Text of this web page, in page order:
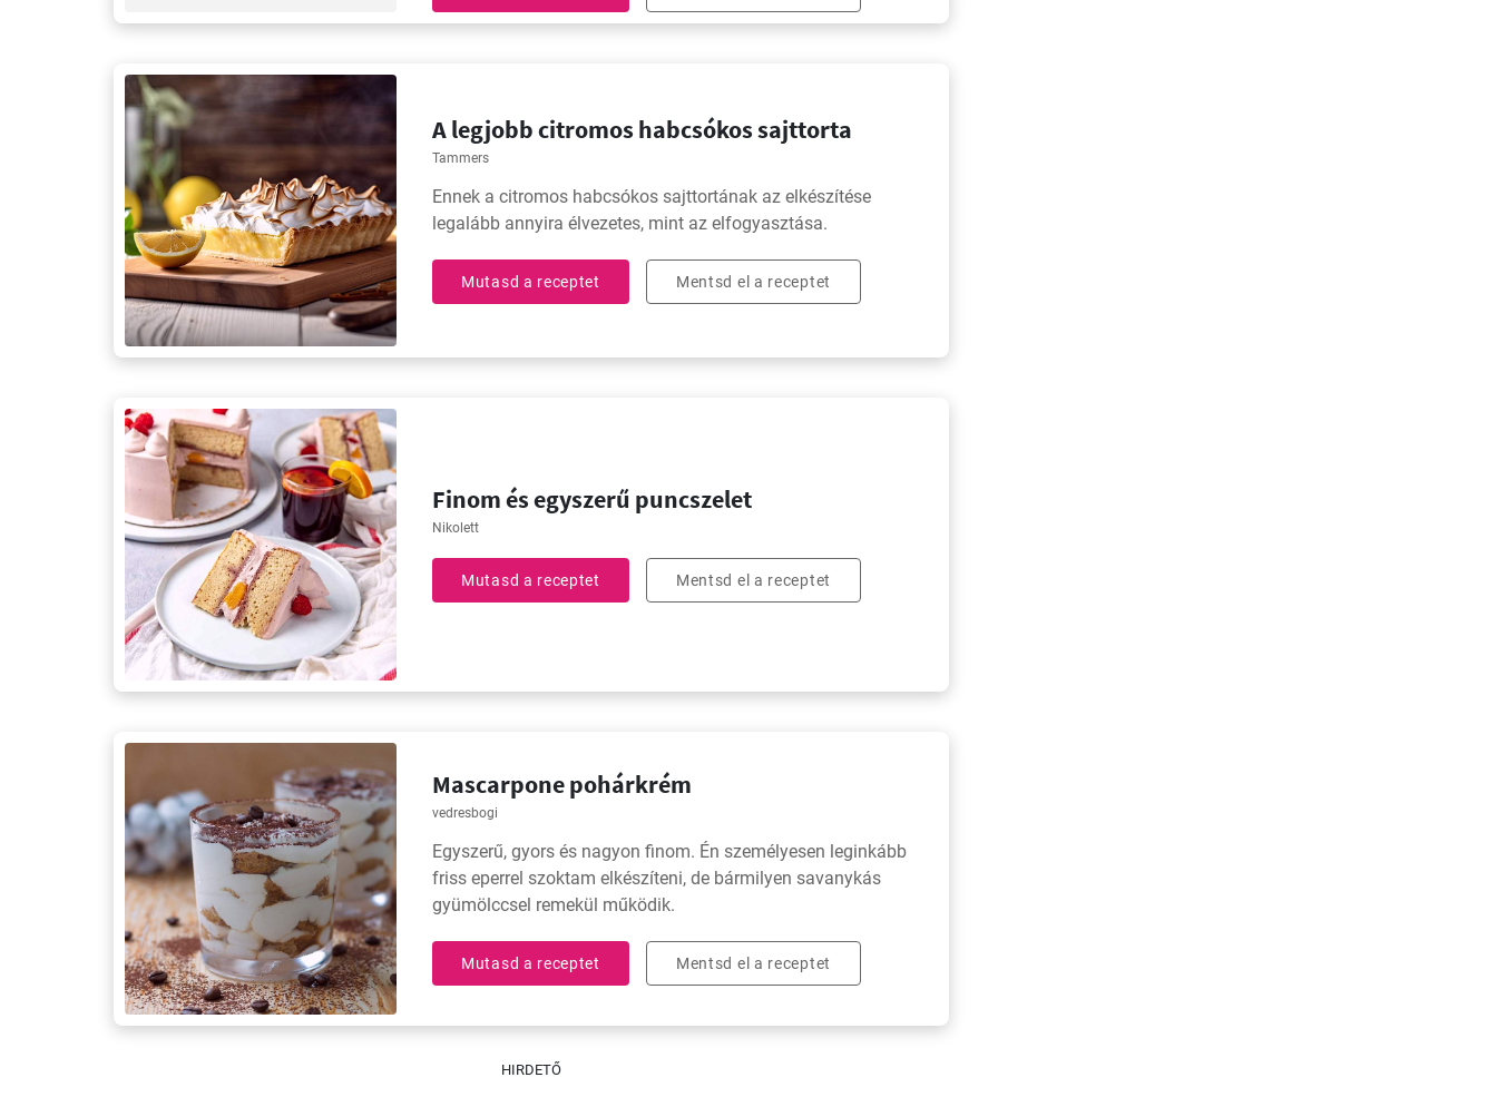
A legjobb citromos habcsókos sajttorta
Tammers
Ennek a citromos habcsókos sajttortának az elkészítése
legalább annyira élvezetes, mint az elfogyasztása.
Mutasd a receptet Mentsd el a receptet
Finom és egyszerű puncszelet
Nikolett
Mutasd a receptet Mentsd el a receptet
Mascarpone pohárkrém
vedresbogi
Egyszerű, gyors és nagyon finom. Én személyesen leginkább
friss eperrel szoktam elkészíteni, de bármilyen savanykás
gyümölccsel remekül működik.
Mutasd a receptet Mentsd el a receptet
HIRDETŐ